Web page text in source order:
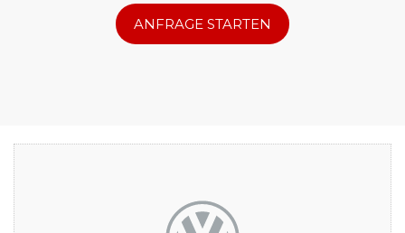
ANFRAGE STARTEN